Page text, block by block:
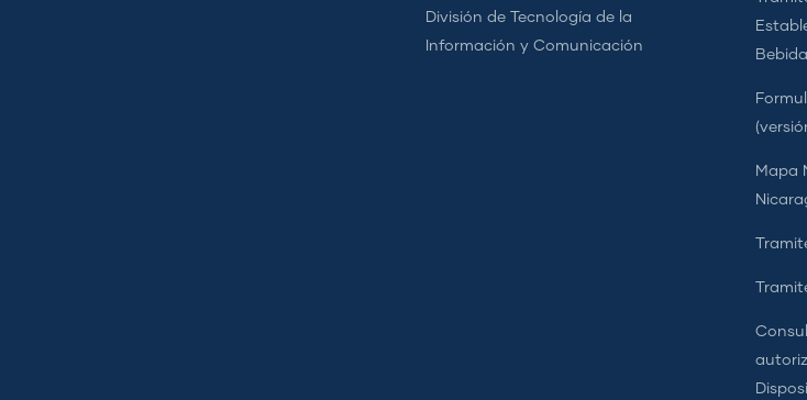
División de Tecnología de la
Información y Comunicación
Mapa